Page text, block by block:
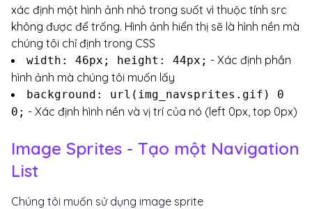
xác định một hình ảnh nhỏ trong suốt vì thuộc tính src
không được để trống. Hình ảnh hiển thị sẽ là hình nền mà
chúng tôi chỉ định trong CSS
width: 46px; height: 44px; - Xác định phần
hình ảnh mà chúng tôi muốn lấy
background: url(img_navsprites.gif) 0
0; - Xác định hình nền và vị trí của nó (left 0px, top 0px)
Image Sprites - Tạo một Navigation
List
Chúng tôi muốn sử dụng image sprite